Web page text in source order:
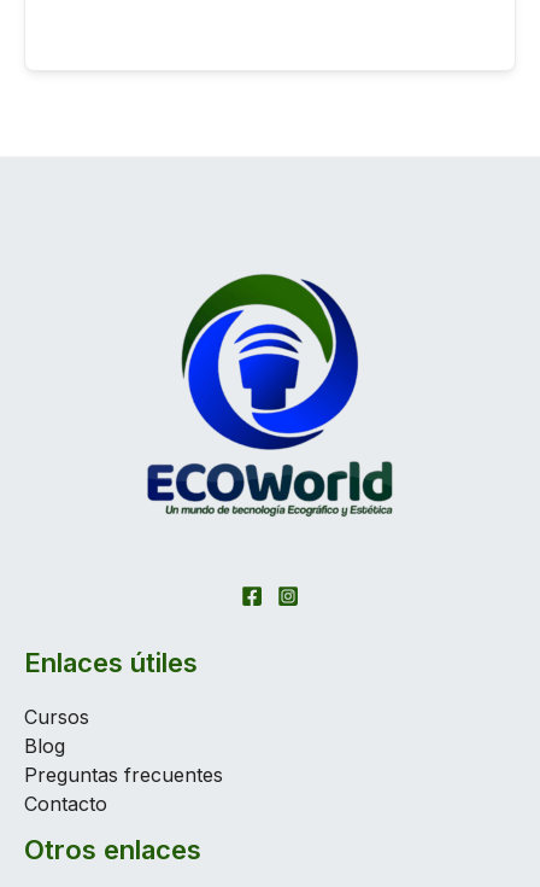
Enlaces útiles
Cursos
Blog
Preguntas frecuentes
Contacto
Otros enlaces